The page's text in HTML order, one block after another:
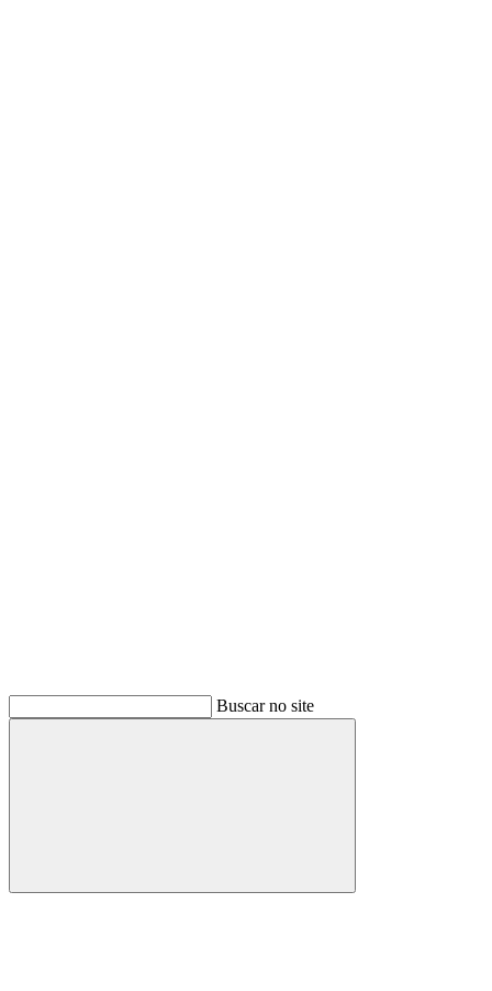
Buscar no site
Buscar